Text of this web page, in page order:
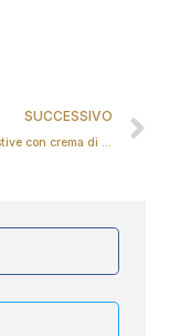
SUCCESSIVO
Bruschette estive con crema di aglio